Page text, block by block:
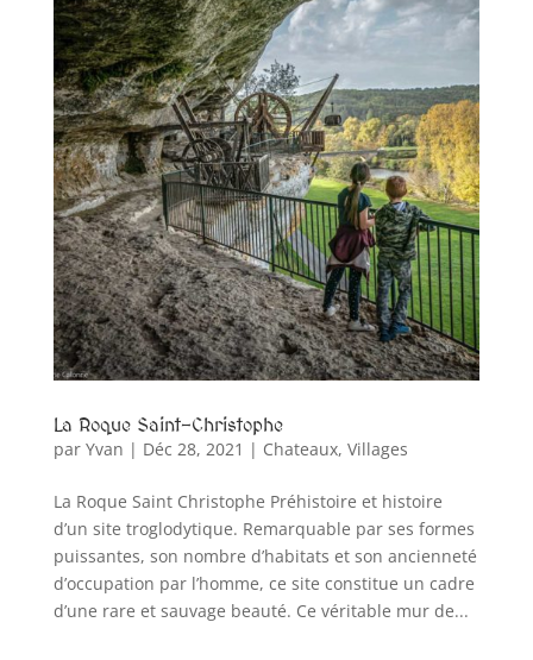
La Roque Saint-Christophe
par Yvan | Déc 28, 2021 | Chateaux, Villages
La Roque Saint Christophe Préhistoire et histoire
d’un site troglodytique. Remarquable par ses formes
puissantes, son nombre d’habitats et son ancienneté
d’occupation par l’homme, ce site constitue un cadre
d’une rare et sauvage beauté. Ce véritable mur de...